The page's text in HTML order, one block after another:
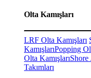
Olta Kamışları
LRF Olta Kamışları
KamışlarıPopping
Olta KamışlarıShore
Takımları